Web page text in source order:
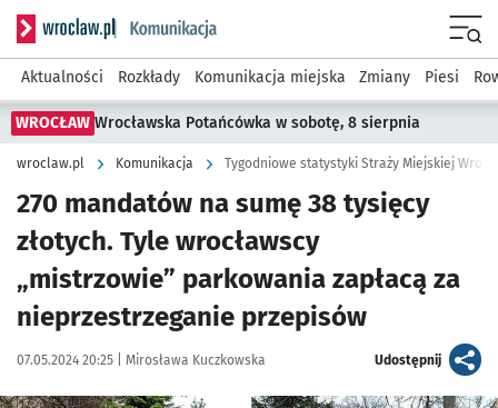
Serwis informacyjny wroclaw.pl podserwis: Komunikacja
Aktualności Rozkłady Komunikacja miejska Zmiany Piesi
WROCŁAW Wrocławska Potańcówka w sobotę, 8 sierpnia
wroclaw.pl Komunikacja Tygodniowe statystyki Straży Miejskiej
270 mandatów na sumę 38 tysięcy
złotych. Tyle wrocławscy
„mistrzowie” parkowania zapłacą za
nieprzestrzeganie przepisów
Data publikacji:
07.05.2024 20:25 | Autor:
Mirosława Kuczkowska Udostępnijartykuł